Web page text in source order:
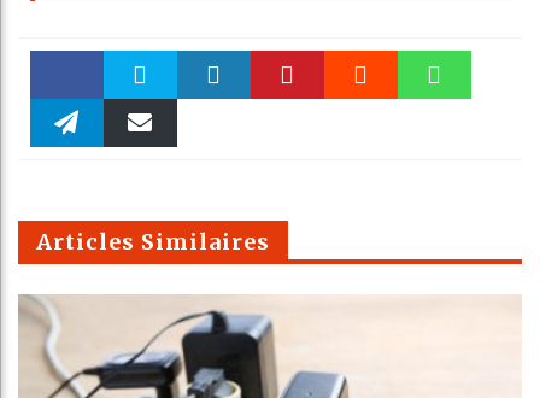
Faceboo Twitter
m
Articles Similaires